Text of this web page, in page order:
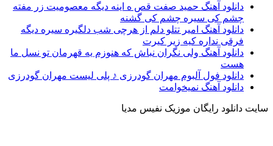
دانلود آهنگ حمید صفت قص ه اینه دیگه معصومیت زر مفته
چشم کی سیره چشم کی گشنه
دانلود آهنگ امیر تتلو دلم از هرچی شب دلگیره سیره دیگه
فرقی نداره کیه زیر کیرت
دانلود آهنگ ولی نگران نباش که هنوزم یه قهرمان تو نسل ما
هست
دانلود فول آلبوم مهران گودرزی ♪ پلی لیست مهران گودرزی
دانلود آهنگ نمیخوامت
سایت دانلود رایگان موزیک نفیس مدیا